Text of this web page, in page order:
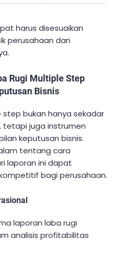
harus disesuaikan
perusahaan dan
Rugi Multiple Step
Bisnis
bukan hanya sekadar
tetapi juga instrumen
keputusan bisnis.
tentang cara
laporan ini dapat
bagi perusahaan.
laporan laba rugi
analisis profitabilitas